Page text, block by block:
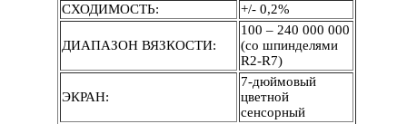
СХОДИМОСТЬ:
+/- 0,2%
ДИАПАЗОН ВЯЗКОСТИ:
100 – 240 000 000
(со шпинделями
R2-R7)
ЭКРАН:
7-дюймовый
цветной
сенсорный